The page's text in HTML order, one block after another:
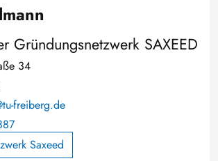
Gründungsnetzwerk SAXEED
34
freiberg.de
Saxeed